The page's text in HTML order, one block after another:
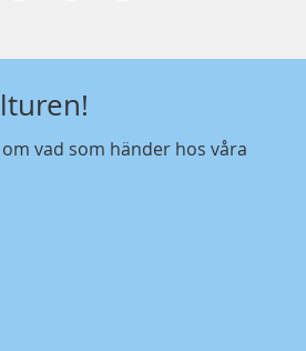
vad som händer hos våra